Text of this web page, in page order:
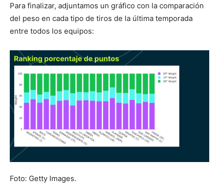
Para finalizar, adjuntamos un gráfico con la comparación
del peso en cada tipo de tiros de la última temporada
entre todos los equipos:
Foto: Getty Images.